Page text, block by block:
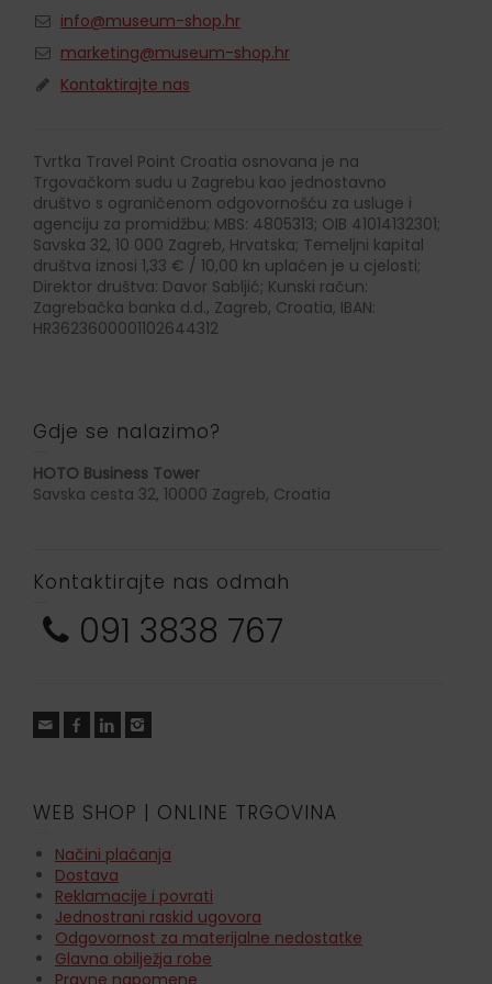
info@museum-shop.hr
marketing@museum-shop.hr
Kontaktirajte nas
Tvrtka Travel Point Croatia osnovana je na
Trgovačkom sudu u Zagrebu kao jednostavno
društvo s ograničenom odgovornošću za usluge i
agenciju za promidžbu; MBS: 4805313; OIB 41014132301;
Savska 32, 10 000 Zagreb, Hrvatska; Temeljni kapital
društva iznosi 1,33 € / 10,00 kn uplaćen je u cjelosti;
Direktor društva: Davor Sabljić; Kunski račun:
Zagrebačka banka d.d., Zagreb, Croatia, IBAN:
HR3623600001102644312
Gdje se nalazimo?
HOTO Business Tower
Savska cesta 32, 10000 Zagreb, Croatia
Kontaktirajte nas odmah
091 3838 767
WEB SHOP | ONLINE TRGOVINA
Načini plaćanja
Dostava
Reklamacije i povrati
Jednostrani raskid ugovora
Odgovornost za materijalne nedostatke
Glavna obilježja robe